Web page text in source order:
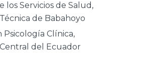
los Servicios de Salud,
de Babahoyo
Psicología Clínica,
del Ecuador